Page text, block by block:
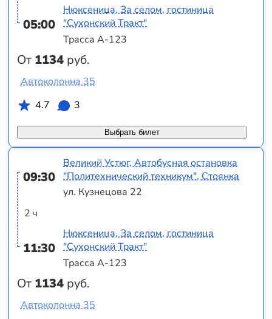
05:00
От 1134 руб.
Нюксеница, За селом, гостиница
"Сухонский Тракт"
Трасса А-123
Выбрать билет
Автоколонна 35
4.7
3
09:30
2 ч
11:30
От 1134 руб.
Великий Устюг, Автобусная остановка
"Политехнический техникум", Стоянка
ул. Кузнецова 22
Нюксеница, За селом, гостиница
"Сухонский Тракт"
Трасса А-123
Автоколонна 35